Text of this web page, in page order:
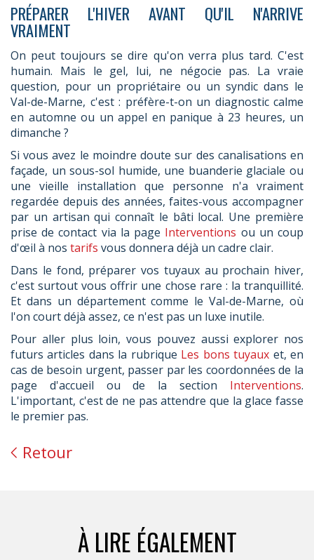
PRÉPARER L'HIVER AVANT QU'IL N'ARRIVE
VRAIMENT
On peut toujours se dire qu'on verra plus tard. C'est
humain. Mais le gel, lui, ne négocie pas. La vraie
question, pour un propriétaire ou un syndic dans le
Val-de-Marne, c'est : préfère-t-on un diagnostic calme
en automne ou un appel en panique à 23 heures, un
dimanche ?
Si vous avez le moindre doute sur des canalisations en
façade, un sous-sol humide, une buanderie glaciale ou
une vieille installation que personne n'a vraiment
regardée depuis des années, faites-vous accompagner
par un artisan qui connaît le bâti local. Une première
prise de contact via la page Interventions ou un coup
d'œil à nos tarifs vous donnera déjà un cadre clair.
Dans le fond, préparer vos tuyaux au prochain hiver,
c'est surtout vous offrir une chose rare : la tranquillité.
Et dans un département comme le Val-de-Marne, où
l'on court déjà assez, ce n'est pas un luxe inutile.
Pour aller plus loin, vous pouvez aussi explorer nos
futurs articles dans la rubrique Les bons tuyaux et, en
cas de besoin urgent, passer par les coordonnées de la
page d'accueil ou de la section Interventions.
L'important, c'est de ne pas attendre que la glace fasse
le premier pas.
Retour
À LIRE ÉGALEMENT